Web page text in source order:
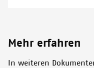
Mehr erfahren
In weiteren